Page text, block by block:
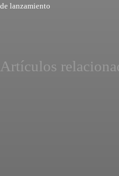
de lanzamiento
Artículos